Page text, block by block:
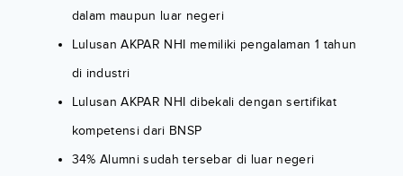
dalam maupun luar negeri
Lulusan AKPAR NHI memiliki pengalaman 1 tahun
di industri
Lulusan AKPAR NHI dibekali dengan sertifikat
kompetensi dari BNSP
34% Alumni sudah tersebar di luar negeri